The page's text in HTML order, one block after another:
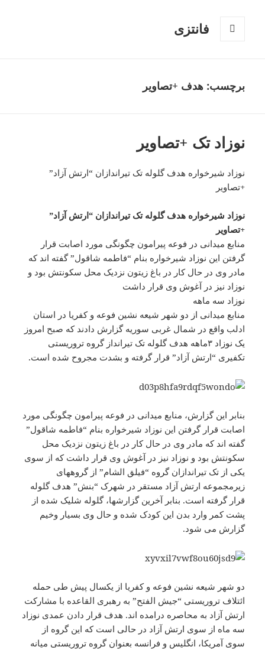
فانتزی
برچسب: هدف +تصاویر
نوزاد تک +تصاویر
نوزاد شیرخواره هدف گلوله تک تیراندازان “ارتش آزاد”
+تصاویر
نوزاد شیرخواره هدف گلوله تک تیراندازان “ارتش آزاد”
+تصاویر
منابع میدانی در فوعه پیرامون چگونگی مورد اصابت قرار
گرفتن این نوزاد شیرخواره بنام “فاطمه شاقول” گفته اند که
مادر وی در حال کار در باغ زیتون نزدیک محل سکونتش بود و
نوزاد نیز در آغوش وی قرار داشت
نوزاد سه ماهه
منابع میدانی از دو شهر شیعه نشین فوعه و کفریا در استان
ادلب واقع در شمال غربی سوریه گزارش دادند که صبح امروز
یک نوزاد ۳ماهه هدف گلوله تک تیرانداز گروه تروریستی
تکفیری “ارتش آزاد” قرار گرفته و بشدت مجروح شده است.
بنابر این گزارش، منابع میدانی در فوعه پیرامون چگونگی مورد
اصابت قرار گرفتن این نوزاد شیرخواره بنام “فاطمه شاقول”
گفته اند که مادر وی در حال کار در باغ زیتون نزدیک محل
سکونتش بود و نوزاد نیز در آغوش وی قرار داشت که از سوی
یکی از تک تیراندازان گروه “فیلق الشام” از گروههای
زیرمجموعه ارتش آزاد مستقر در شهرک “بنش” هدف گلوله
قرار گرفته است. بنابر آخرین گزارشها، گلوله شلیک شده از
پشت کمر وارد بدن این کودک شده و حال وی بسیار وخیم
گزارش می شود.
دو شهر شیعه نشین فوعه و کفریا از یکسال پیش طی حمله
ائتلاف تروریستی “جیش الفتح” به رهبری القاعده با مشارکت
ارتش آزاد به محاصره درامده اند. هدف قرار دادن عمدی نوزاد
سه ماه از سوی ارتش آزاد در حالی است که این گروه از
سوی آمریکا، انگلیس و فرانسه بعنوان گروه تروریستی میانه